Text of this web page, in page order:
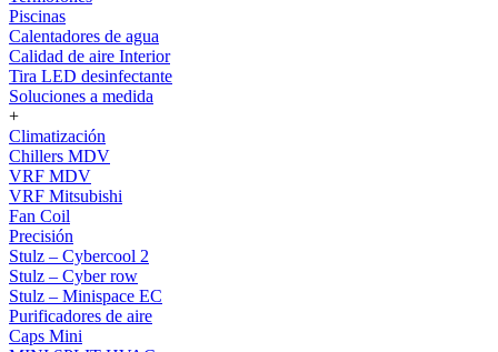
Piscinas
Calentadores de agua
Calidad de aire Interior
Tira LED desinfectante
Soluciones a medida
+
Climatización
Chillers MDV
VRF MDV
VRF Mitsubishi
Fan Coil
Precisión
Stulz – Cybercool 2
Stulz – Cyber row
Stulz – Minispace EC
Purificadores de aire
Caps Mini